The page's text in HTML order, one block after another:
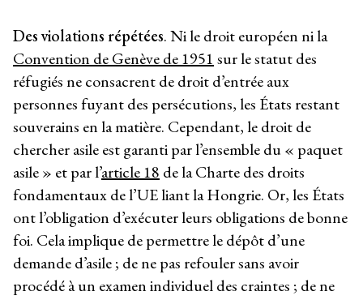
Des violations répétées. Ni le droit européen ni la
Convention de Genève de 1951 sur le statut des
réfugiés ne consacrent de droit d’entrée aux
personnes fuyant des persécutions, les États restant
souverains en la matière. Cependant, le droit de
chercher asile est garanti par l’ensemble du « paquet
asile » et par l’article 18 de la Charte des droits
fondamentaux de l’UE liant la Hongrie. Or, les États
ont l’obligation d’exécuter leurs obligations de bonne
foi. Cela implique de permettre le dépôt d’une
demande d’asile ; de ne pas refouler sans avoir
procédé à un examen individuel des craintes ; de ne